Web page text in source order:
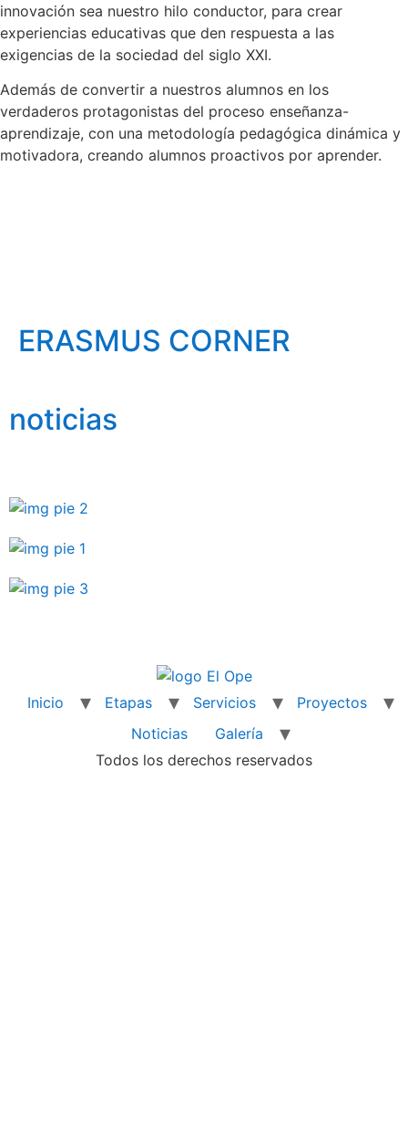
innovación sea nuestro hilo conductor, para crear
experiencias educativas que den respuesta a las
exigencias de la sociedad del siglo XXI.
Además de convertir a nuestros alumnos en los
verdaderos protagonistas del proceso enseñanza-
aprendizaje, con una metodología pedagógica dinámica y
motivadora, creando alumnos proactivos por aprender.
ERASMUS CORNER
noticias
Inicio Etapas Servicios
Proyectos
Noticias
Galería
Todos los derechos reservados